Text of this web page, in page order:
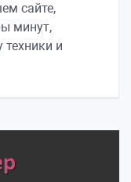
сайте,
минут,
и